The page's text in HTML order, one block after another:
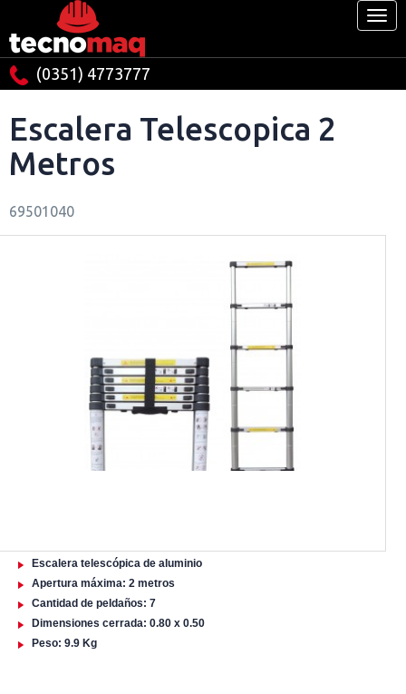
(0351) 4773777
Escalera Telescopica 2
Metros
69501040
Escalera telescópica de aluminio
Apertura máxima: 2 metros
Cantidad de peldaños: 7
Dimensiones cerrada: 0.80 x 0.50
Peso: 9.9 Kg